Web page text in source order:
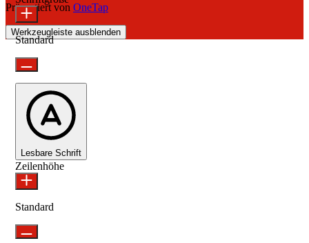
Präsentiert von OneTap
Werkzeugleiste ausblenden
Standard
Lesbare Schrift
Zeilenhöhe
Standard